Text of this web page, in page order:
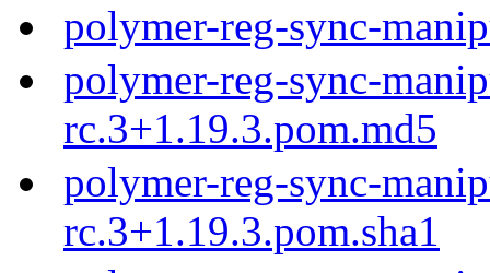
polymer-reg-sync-
polymer-reg-sync-
rc.3+1.19.3.pom.md5
polymer-reg-sync-
rc.3+1.19.3.pom.sha1